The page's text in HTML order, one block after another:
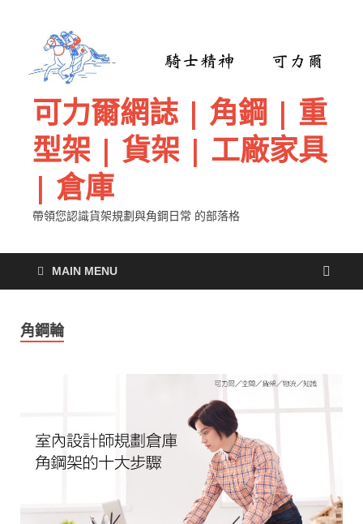
可力爾網誌 | 角鋼 | 重
型架 | 貨架 | 工廠家具
| 倉庫
帶領您認識貨架規劃與角鋼日常 的部落格
MAIN MENU
角鋼輪